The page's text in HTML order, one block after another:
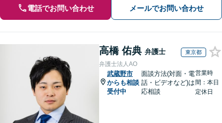
電話でお問い合わせ メールでお問い合わせ
高橋 佑典 弁護士 東京都
弁護士法人AO
武蔵野市
からも相談
受付中
面談方法(対面・電
話・ビデオなど)は
応相談
営業時
間：本日
定休日